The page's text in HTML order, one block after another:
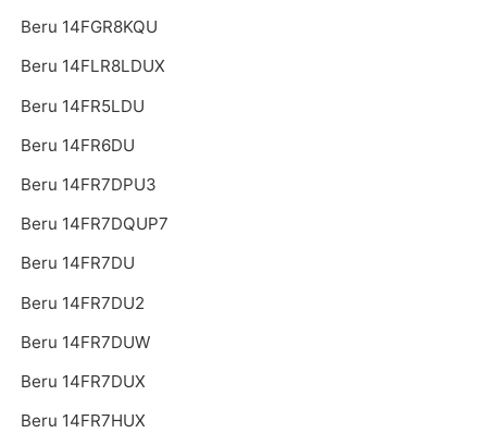
Beru 14FGR8KQU
Beru 14FLR8LDUX
Beru 14FR5LDU
Beru 14FR6DU
Beru 14FR7DPU3
Beru 14FR7DQUP7
Beru 14FR7DU
Beru 14FR7DU2
Beru 14FR7DUW
Beru 14FR7DUX
Beru 14FR7HUX